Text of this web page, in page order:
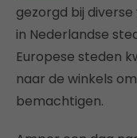
gezorgd bij
in Nederlandse
Europese steden
naar de winkels
bemachtigen.